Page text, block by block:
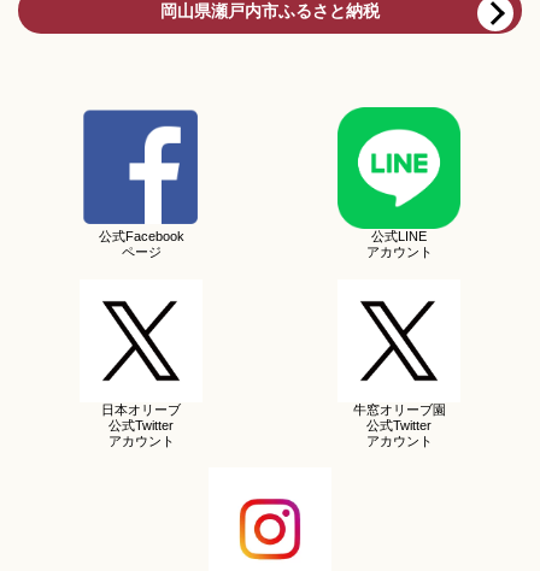
岡山県瀬戸内市ふるさと納税
公式Facebook
ページ
公式LINE
アカウント
日本オリーブ
公式Twitter
アカウント
牛窓オリーブ園
公式Twitter
アカウント